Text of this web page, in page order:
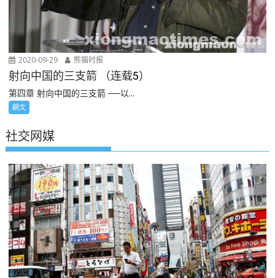
2020-09-29 熊猫时报
射向中国的三支箭 （连载5）
第四章 射向中国的三支箭 ──以...
網文
社交网媒